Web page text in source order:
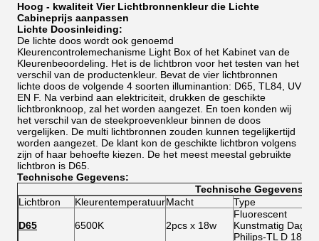
Hoog - kwaliteit Vier Lichtbronnenkleur die Lichte
Cabineprijs aanpassen
Lichte Doosinleiding:
De lichte doos wordt ook genoemd
Kleurencontrolemechanisme Light Box of het Kabinet van de
Kleurenbeoordeling. Het is de lichtbron voor het testen van het
verschil van de productenkleur. Bevat de vier lichtbronnen
lichte doos de volgende 4 soorten illuminantion: D65, TL84, UV
EN F. Na verbind aan elektriciteit, drukken de geschikte
lichtbronknoop, zal het worden aangezet. En toen konden wij
het verschil van de steekproevenkleur binnen de doos
vergelijken. De multi lichtbronnen zouden kunnen tegelijkertijd
worden aangezet. De klant kon de geschikte lichtbron volgens
zijn of haar behoefte kiezen. De het meest meestal gebruikte
lichtbron is D65.
Technische Gegevens:
Technische Gegevens
Lichtbron
KleurentemperatuurMacht Type
D65 6500K 2pcs x 18w
Fluorescent
Kunstmatig
Philips-TL D 18W/